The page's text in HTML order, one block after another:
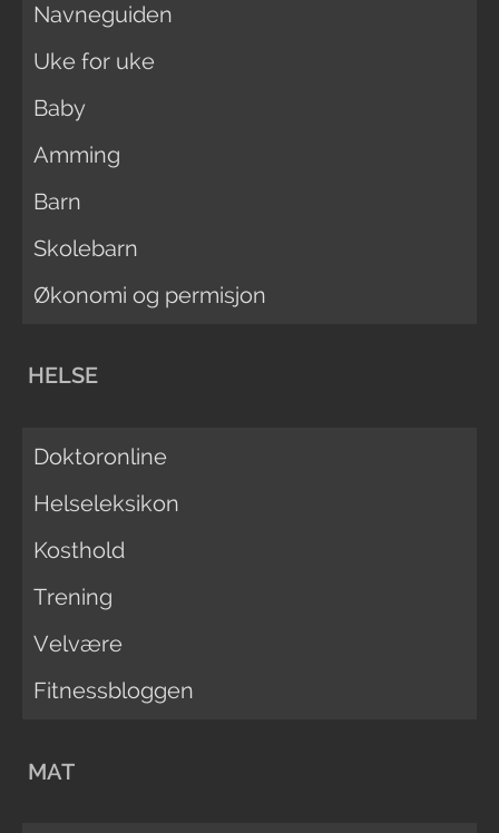
Navneguiden
Uke for uke
Baby
Amming
Barn
Skolebarn
Økonomi og permisjon
HELSE
Doktoronline
Helseleksikon
Kosthold
Trening
Velvære
Fitnessbloggen
MAT